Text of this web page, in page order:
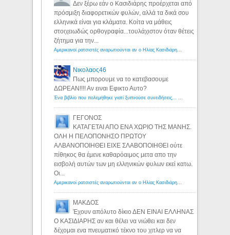
Δεν ξέρω εάν ο Κασιδιάρης προέρχεται από
πρόσμιξη διαφορετικών φυλών, αλλά τα δικά σου
ελληνικά είναι για κλάματα. Κοίτα να μάθεις
στοιχειωδώς ορθογραφία...τουλάχιστον όταν θέτεις
ζήτημα για την...
Νικολαος46
Πως μπορουμε να το κατεβασουμε
ΔΩΡΕΑΝ!!!! Αν ειναι Εφικτο Αυτο?
ΓΕΓΟΝΟΣ
ΚΑΤΑΓΕΤΑΙ ΑΠΟ ΕΝΑ ΧΩΡΙΟ ΤΗΣ ΜΑΝΗΣ.
ΟΛΗ Η ΠΕΛΟΠΟΝΗΣΟ ΠΡΩΤΟΥ
ΑΛΒΑΝΟΠΟΙΗΘΕΙ ΕΙΧΕ ΣΛΑΒΟΠΟΙΗΘΕΙ ούτε
πίθηκος θα έμενε καθαρόαιμος μετα απο την
εισβολή αυτών των μη ελληνικών φυλων εκεί κατω.
Οι...
ΜΑΚΔΟΣ
Έχουν απόλυτο δίκιο ΔΕΝ ΕΙΝΑΙ ΕΛΛΗΝΑΣ
Ο ΚΑΣΙΔΙΑΡΗΣ αν και θέλει να νιώθει και δεν
δέχομαι ενα πνευματικό τέκνο του χιτλερ να να